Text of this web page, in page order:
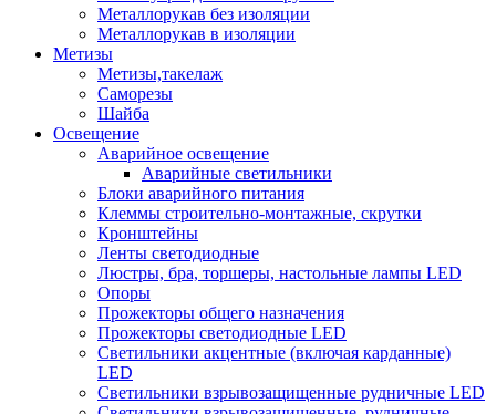
Металлорукав без изоляции
Металлорукав в изоляции
Метизы
Метизы,такелаж
Саморезы
Шайба
Освещение
Аварийное освещение
Аварийные светильники
Блоки аварийного питания
Клеммы строительно-монтажные, скрутки
Кронштейны
Ленты светодиодные
Люстры, бра, торшеры, настольные лампы LED
Опоры
Прожекторы общего назначения
Прожекторы светодиодные LED
Светильники акцентные (включая карданные)
LED
Светильники взрывозащищенные рудничные LED